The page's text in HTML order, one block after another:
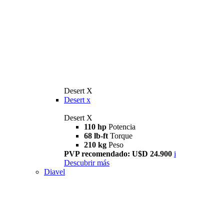
Desert X
Desert x
Desert X
110 hp Potencia
68 lb-ft Torque
210 kg Peso
PVP recomendado: U$D 24.900 i
Descubrir más
Diavel